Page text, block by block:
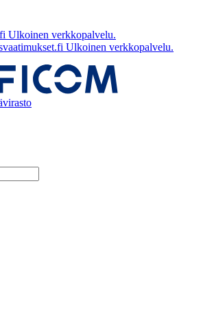
Ulkoinen verkkopalvelu.
Ulkoinen verkkopalvelu.